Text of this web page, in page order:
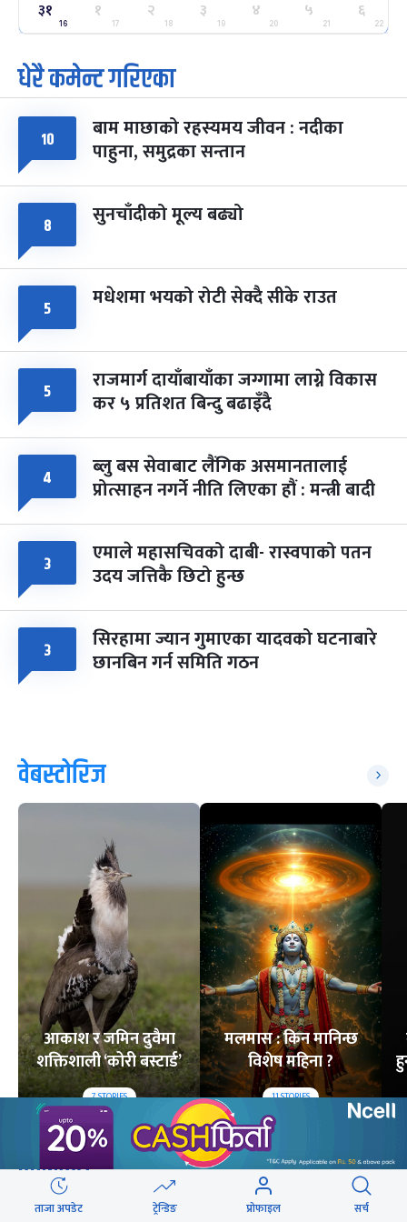
२५
मंगल
ग्याल्पो ल्होसार
फाल्गुन २५, २०८३ Mar 9, 2027
७ महिना बाँकी
७
आइत
पूर्णिमा व्रत
चैत्र ७, २०८३-Mar 21, 2027
८
सोम
फागुपूर्णिमा
चैत्र ८, २०८३-Mar 22, 2027
७ महिना बाँकी
३१
16
१
17
२
18
३
19
४
20
५
21
६
22
धेरै कमेन्ट गरिएका
१० बाम माछाको रहस्यमय जीवन : नदीका
पाहुना, समुद्रका सन्तान
८ सुनचाँदीको मूल्य बढ्यो
५ मधेशमा भयको रोटी सेक्दै सीके राउत
५ राजमार्ग दायाँबायाँका जग्गामा लाग्ने विकास
कर ५ प्रतिशत बिन्दु बढाइँदै
४ ब्लु बस सेवाबाट लैंगिक असमानतालाई
प्रोत्साहन नगर्ने नीति लिएका हौं : मन्त्री बादी
३ एमाले महासचिवको दाबी- रास्वपाको पतन
उदय जत्तिकै छिटो हुन्छ
३ सिरहामा ज्यान गुमाएका यादवको घटनाबारे
छानबिन गर्न समिति गठन
वेबस्टोरिज
आकाश र जमिन दुवैमा
शक्तिशाली ‘कोरी बस्टार्ड’
7STORIES
मलमास : किन मानिन्छ
विशेष महिना ?
11STORIES
लोकप्रिय
२४ घण्टा यो महिना
ताजा अपडेट ट्रेन्डिङ प्रोफाइल सर्च